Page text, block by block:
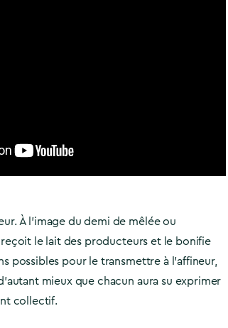
À l’image du demi de mêlée ou
le lait des producteurs et le bonifie
possibles pour le transmettre à l’affineur,
mieux que chacun aura su exprimer
collectif.